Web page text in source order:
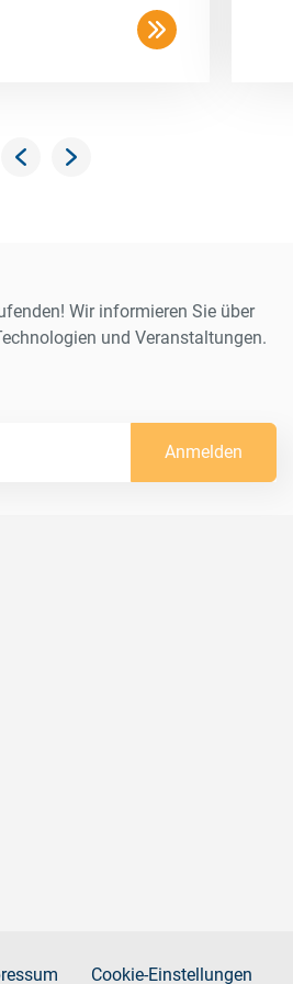
Wir informieren Sie über
und Veranstaltungen.
Anmelden
Cookie-Einstellungen